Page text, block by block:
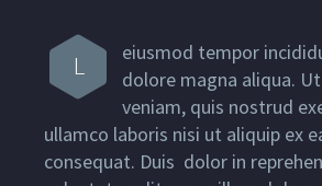
L
eiusmod tempor
dolore magna aliqua.
veniam, quis nostrud
ullamco laboris nisi ut aliquip ex
consequat. Duis dolor in